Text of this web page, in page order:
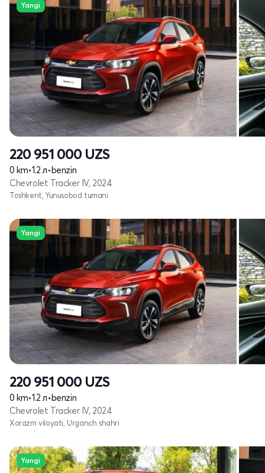
Yangi
220 951 000 UZS
0 km•1.2 л•benzin
Chevrolet Tracker IV, 2024
Toshkent, Yunusobod tumani
Yangi
220 951 000 UZS
0 km•1.2 л•benzin
Chevrolet Tracker IV, 2024
Xorazm viloyati, Urganch shahri
Yangi